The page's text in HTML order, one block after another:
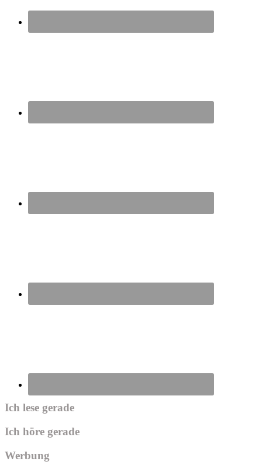
Ich lese gerade
Ich höre gerade
Werbung